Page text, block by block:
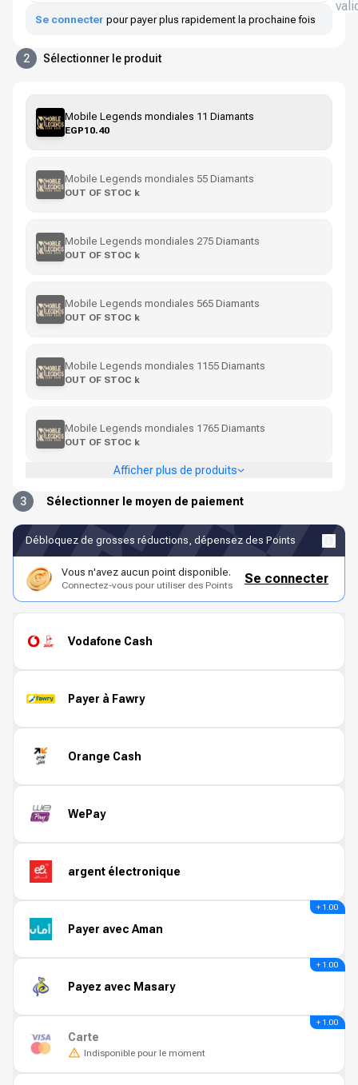
Se connecter pour payer plus rapidement la prochaine fois
2 Sélectionner le produit
Mobile Legends mondiales 11 Diamants
EGP10.40
Mobile Legends mondiales 55 Diamants
OUT OF STOC k
Mobile Legends mondiales 275 Diamants
OUT OF STOC k
Mobile Legends mondiales 565 Diamants
OUT OF STOC k
Mobile Legends mondiales 1155 Diamants
OUT OF STOC k
Mobile Legends mondiales 1765 Diamants
OUT OF STOC k
Afficher plus de produits
3 Sélectionner le moyen de paiement
Débloquez de grosses réductions, dépensez des Points
Vous n'avez aucun point disponible.
Connectez-vous pour utiliser des Points Se connecter
Vodafone Cash
Payer à Fawry
Orange Cash
WePay
argent électronique
Payer avec Aman
+ 1.00
Payez avec Masary
+ 1.00
Carte
Indisponible pour le moment
+ 1.00